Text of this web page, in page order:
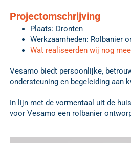
Projectomschrijving
Plaats: Dronten
Werkzaamheden: Rolbanier
Wat realiseerden wij nog
Vesamo biedt persoonlijke,
ondersteuning en begeleiding aan
In lijn met de vormentaal uit de
voor Vesamo een rolbanier